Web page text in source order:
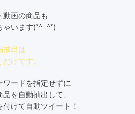
画の商品も
ゃいます(*^_^*)
抽出は
けです。
ードを指定せずに
を自動抽出して、
けて自動ツイート！